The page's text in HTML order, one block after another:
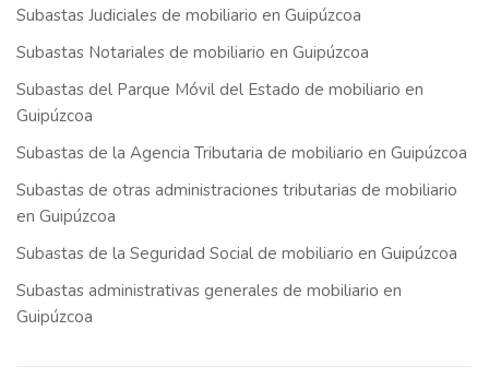
Subastas Judiciales de mobiliario en Guipúzcoa
Subastas Notariales de mobiliario en Guipúzcoa
Subastas del Parque Móvil del Estado de mobiliario en
Guipúzcoa
Subastas de la Agencia Tributaria de mobiliario en Guipúzcoa
Subastas de otras administraciones tributarias de mobiliario
en Guipúzcoa
Subastas de la Seguridad Social de mobiliario en Guipúzcoa
Subastas administrativas generales de mobiliario en
Guipúzcoa